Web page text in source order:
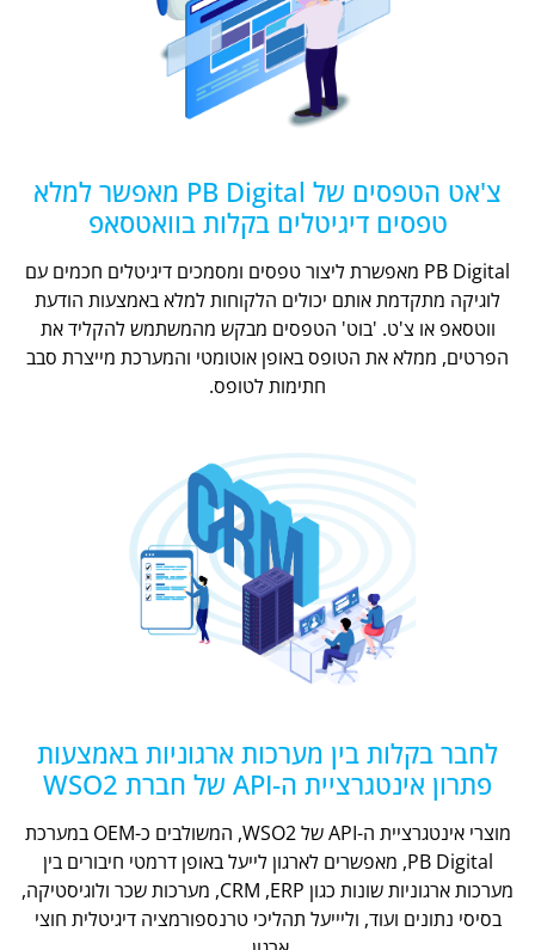
צ'אט הטפסים של PB Digital מאפשר למלא
טפסים דיגיטלים בקלות בוואטסאפ
PB Digital מאפשרת ליצור טפסים ומסמכים דיגיטלים חכמים עם
לוגיקה מתקדמת אותם יכולים הלקוחות למלא באמצעות הודעת
ווטסאפ או צ'ט. 'בוט' הטפסים מבקש מהמשתמש להקליד את
הפרטים, ממלא את הטופס באופן אוטומטי והמערכת מייצרת סבב
חתימות לטופס.
לחבר בקלות בין מערכות ארגוניות באמצעות
פתרון אינטגרציית ה-API של חברת WSO2
מוצרי אינטגרציית ה-API של WSO2, המשולבים כ-OEM במערכת
PB Digital, מאפשרים לארגון לייעל באופן דרמטי חיבורים בין
מערכות ארגוניות שונות כגון CRM ,ERP, מערכות שכר ולוגיסטיקה,
בסיסי נתונים ועוד, וליייעל תהליכי טרנספורמציה דיגיטלית חוצי